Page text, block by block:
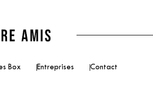
Box Entreprises Contact